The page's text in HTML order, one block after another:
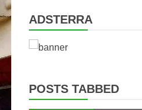
ADSTERRA
POSTS TABBED